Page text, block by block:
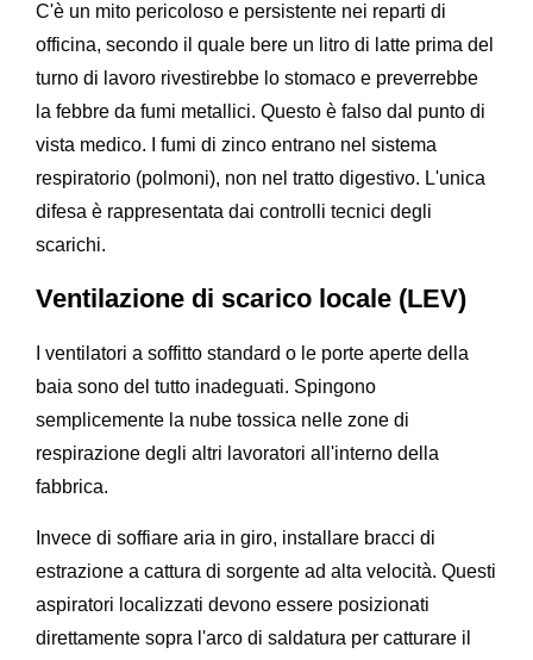
C'è un mito pericoloso e persistente nei reparti di
officina, secondo il quale bere un litro di latte prima del
turno di lavoro rivestirebbe lo stomaco e preverrebbe
la febbre da fumi metallici. Questo è falso dal punto di
vista medico. I fumi di zinco entrano nel sistema
respiratorio (polmoni), non nel tratto digestivo. L'unica
difesa è rappresentata dai controlli tecnici degli
scarichi.
Ventilazione di scarico locale (LEV)
I ventilatori a soffitto standard o le porte aperte della
baia sono del tutto inadeguati. Spingono
semplicemente la nube tossica nelle zone di
respirazione degli altri lavoratori all'interno della
fabbrica.
Invece di soffiare aria in giro, installare bracci di
estrazione a cattura di sorgente ad alta velocità. Questi
aspiratori localizzati devono essere posizionati
direttamente sopra l'arco di saldatura per catturare il